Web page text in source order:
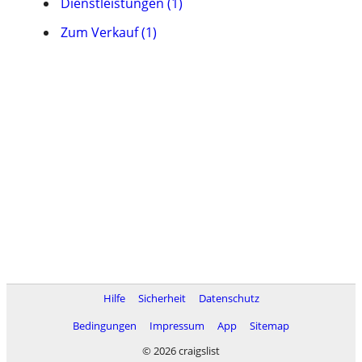
Zum Verkauf (1)
Hilfe Sicherheit
Datenschutz
Bedingungen
Impressum App
Sitemap
© 2026 craigslist